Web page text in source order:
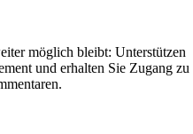
möglich bleibt: Unterstützen
und erhalten Sie Zugang zu